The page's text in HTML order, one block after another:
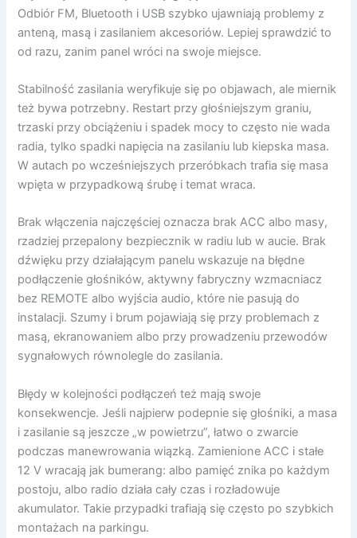
Odbiór FM, Bluetooth i USB szybko ujawniają problemy z
anteną, masą i zasilaniem akcesoriów. Lepiej sprawdzić to
od razu, zanim panel wróci na swoje miejsce.
Stabilność zasilania weryfikuje się po objawach, ale miernik
też bywa potrzebny. Restart przy głośniejszym graniu,
trzaski przy obciążeniu i spadek mocy to często nie wada
radia, tylko spadki napięcia na zasilaniu lub kiepska masa.
W autach po wcześniejszych przeróbkach trafia się masa
wpięta w przypadkową śrubę i temat wraca.
Brak włączenia najczęściej oznacza brak ACC albo masy,
rzadziej przepalony bezpiecznik w radiu lub w aucie. Brak
dźwięku przy działającym panelu wskazuje na błędne
podłączenie głośników, aktywny fabryczny wzmacniacz
bez REMOTE albo wyjścia audio, które nie pasują do
instalacji. Szumy i brum pojawiają się przy problemach z
masą, ekranowaniem albo przy prowadzeniu przewodów
sygnałowych równolegle do zasilania.
Błędy w kolejności podłączeń też mają swoje
konsekwencje. Jeśli najpierw podepnie się głośniki, a masa
i zasilanie są jeszcze „w powietrzu”, łatwo o zwarcie
podczas manewrowania wiązką. Zamienione ACC i stałe
12 V wracają jak bumerang: albo pamięć znika po każdym
postoju, albo radio działa cały czas i rozładowuje
akumulator. Takie przypadki trafiają się często po szybkich
montażach na parkingu.